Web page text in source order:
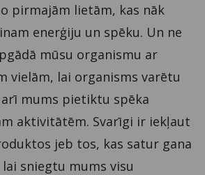
pirmajām lietām, kas nāk
enerģiju un spēku. Un ne
mūsu organismu ar
vielām, lai organisms varētu
mums pietiktu spēka
aktivitātēm. Svarīgi ir iekļaut
jeb tos, kas satur gana
sniegtu mums visu